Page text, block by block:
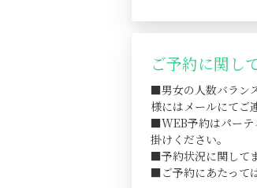
ご予約に関し
■男女の人数バラン
様にはメールにてご
■WEB予約はパーテ
掛けください。
■予約状況に関して
■ご予約にあたって